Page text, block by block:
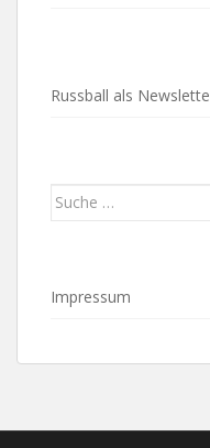
Russball als
Suche
Impressum